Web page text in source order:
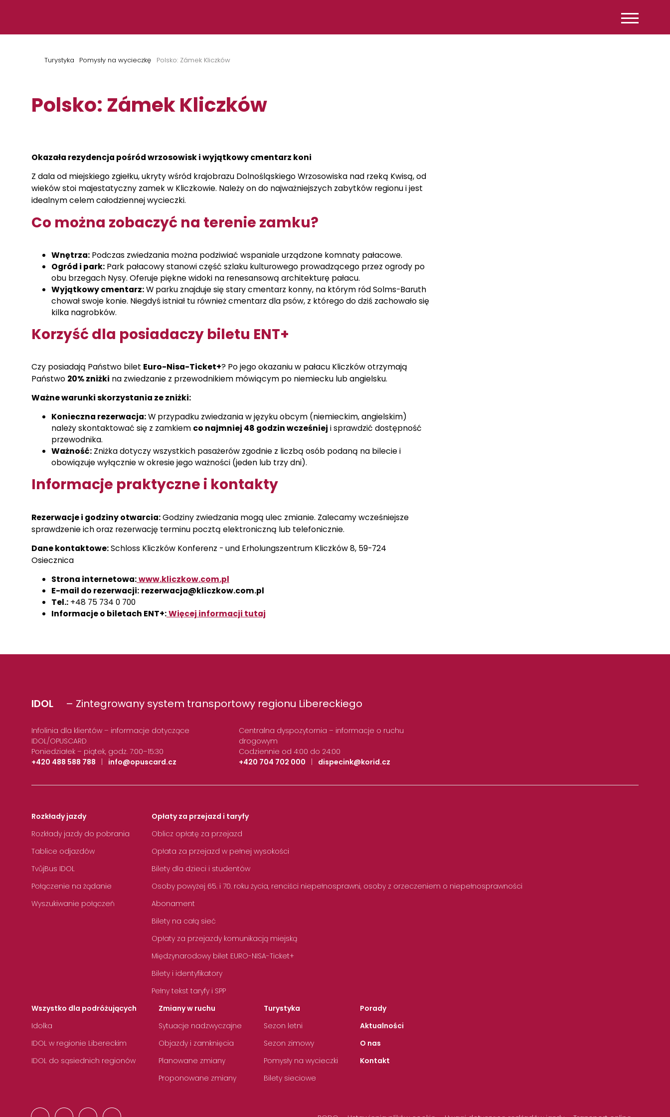
Turystyka Pomysły na wycieczkę Polsko: Zámek Kliczków
Polsko: Zámek Kliczków
Okazała rezydencja pośród wrzosowisk i wyjątkowy cmentarz koni
Z dala od miejskiego zgiełku, ukryty wśród krajobrazu Dolnośląskiego Wrzosowiska nad rzeką Kwisą, od
wieków stoi majestatyczny zamek w Kliczkowie. Należy on do najważniejszych zabytków regionu i jest
idealnym celem całodziennej wycieczki.
Co można zobaczyć na terenie zamku?
Wnętrza: Podczas zwiedzania można podziwiać wspaniale urządzone komnaty pałacowe.
Ogród i park: Park pałacowy stanowi część szlaku kulturowego prowadzącego przez ogrody po
obu brzegach Nysy. Oferuje piękne widoki na renesansową architekturę pałacu.
Wyjątkowy cmentarz:W parku znajduje się stary cmentarz konny, na którym ród Solms-Baruth
chował swoje konie. Niegdyś istniał tu również cmentarz dla psów, z którego do dziś zachowało się
kilka nagrobków.
Korzyść dla posiadaczy biletu ENT+
Czy posiadają Państwo bilet Euro-Nisa-Ticket+? Po jego okazaniu w pałacu Kliczków otrzymają
Państwo 20% zniżki na zwiedzanie z przewodnikiem mówiącym po niemiecku lub angielsku.
Ważne warunki skorzystania ze zniżki:
Konieczna rezerwacja:W przypadku zwiedzania w języku obcym (niemieckim, angielskim)
należy skontaktować się z zamkiem co najmniej 48 godzin wcześniej i sprawdzić dostępność
przewodnika.
Ważność: Zniżka dotyczy wszystkich pasażerów zgodnie z liczbą osób podaną na bilecie i
obowiązuje wyłącznie w okresie jego ważności (jeden lub trzy dni).
Informacje praktyczne i kontakty
Rezerwacje i godziny otwarcia:Godziny zwiedzania mogą ulec zmianie. Zalecamy wcześniejsze
sprawdzenie ich oraz rezerwację terminu pocztą elektroniczną lub telefonicznie.
Dane kontaktowe:Schloss Kliczków Konferenz - und Erholungszentrum Kliczków 8, 59-724
Osiecznica
Strona internetowa:www.kliczkow.com.pl
E-mail do rezerwacji: rezerwacja@kliczkow.com.pl
Tel.: +48 75 734 0 700
Informacje o biletach ENT+:Więcej informacji tutaj
IDOL – Zintegrowany system transportowy regionu Libereckiego
Infolinia dla klientów – informacje dotyczące
IDOL/OPUSCARD
Poniedziałek – piątek, godz. 7:00–15:30
+420 488 588 788
| info@opuscard.cz
Centralna dyspozytornia – informacje o ruchu
drogowym
Codziennie od 4:00 do 24:00
+420 704 702 000
| dispecink@korid.cz
Rozkłady jazdy
Rozkłady jazdy do pobrania
Tablice odjazdów
TvůjBus IDOL
Połączenie na żądanie
Wyszukiwanie połączeń
Opłaty za przejazd i taryfy
Oblicz opłatę za przejazd
Opłata za przejazd w pełnej wysokości
Bilety dla dzieci i studentów
Osoby powyżej 65. i 70. roku życia, renciści niepełnosprawni, osoby z orzeczeniem o niepełnosprawności
Abonament
Bilety na całą sieć
Opłaty za przejazdy komunikacją miejską
Międzynarodowy bilet EURO-NISA-Ticket+
Bilety i identyfikatory
Pełny tekst taryfy i SPP
Wszystko dla podróżujących
Idolka
IDOL w regionie Libereckim
IDOL do sąsiednich regionów
Zmiany w ruchu
Sytuacje nadzwyczajne
Objazdy i zamknięcia
Planowane zmiany
Proponowane zmiany
Turystyka
Sezon letni
Sezon zimowy
Pomysły na wycieczki
Bilety sieciowe
Porady
Aktualności
O nas
Kontakt